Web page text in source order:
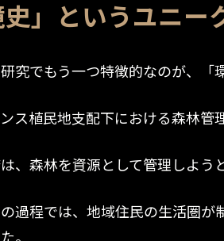
史」というユニー
究でもう一つ特徴的なのが、「
ス植民地支配下における森林管
、森林を資源として管理しよう
過程では、地域住民の生活圏
。